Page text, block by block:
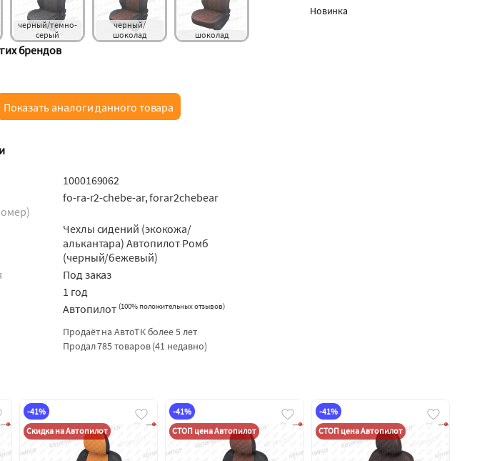
черный/темно-
серый
черный/
шоколад
шоколад
брендов
Показать аналоги данного товара
1000169062
fo-ra-r2-chebe-ar, forar2chebear
Чехлы сидений (экокожа/
алькантара) Автопилот Ромб
(черный/бежевый)
Под заказ
1 год
Автопилот (100% положительных отзывов)
Продаёт на АвтоТК более 5 лет
Продал 785 товаров (41 недавно)
Новинка
-41%
Скидка на Автопилот
-41%
СТОП цена Автопилот
-41%
СТОП цена Автопилот